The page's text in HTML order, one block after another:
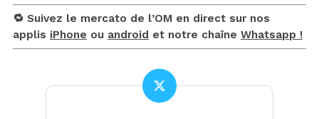
🔁 Suivez le mercato de l’OM en direct sur nos
applis iPhone ou android et notre chaîne Whatsapp !